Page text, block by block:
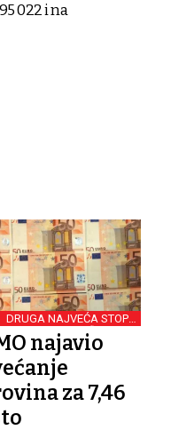
022 i na
DRUGA NAJVEĆA STOPA
USKLAĐENOSTI
najavio
za 7,46